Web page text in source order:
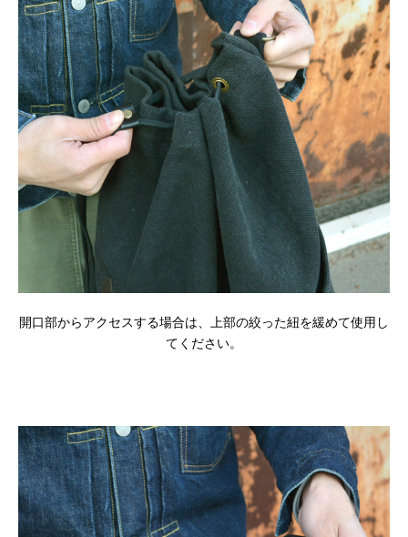
開口部からアクセスする場合は、上部の絞った紐を緩めて使用し
てください。